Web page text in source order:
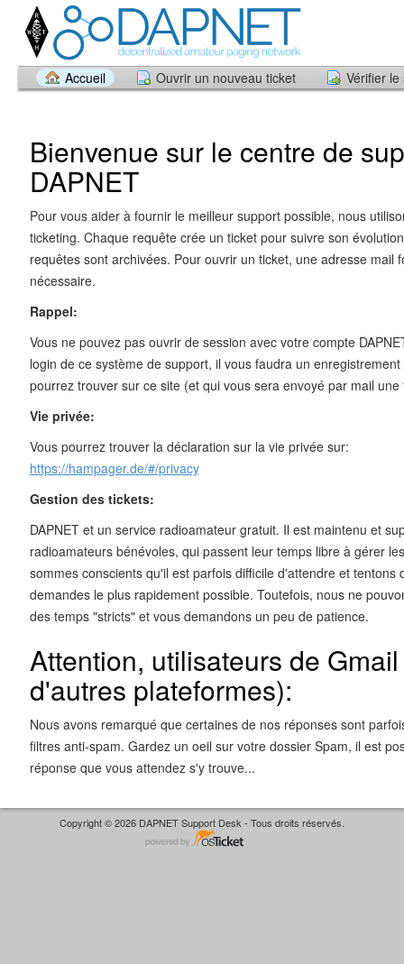
Accueil Ouvrir un nouveau ticket Vérifier
Bienvenue sur le centre de
DAPNET
Pour vous aider à fournir le meilleur support possible, nous
ticketing. Chaque requête crée un ticket pour suivre son
requêtes sont archivées. Pour ouvrir un ticket, une adresse mail
nécessaire.
Rappel:
Vous ne pouvez pas ouvrir de session avec votre compte
login de ce système de support, il vous faudra un
pourrez trouver sur ce site (et qui vous sera envoyé par mail
Vie privée:
Vous pourrez trouver la déclaration sur la vie privée sur:
https://hampager.de/#/privacy
Gestion des tickets:
DAPNET et un service radioamateur gratuit. Il est maintenu et
radioamateurs bénévoles, qui passent leur temps libre à gérer
sommes conscients qu'il est parfois difficile d'attendre et tentons
demandes le plus rapidement possible. Toutefois, nous ne
des temps "stricts" et vous demandons un peu de patience.
Attention, utilisateurs de
d'autres plateformes):
Nous avons remarqué que certaines de nos réponses sont
filtres anti-spam. Gardez un oeil sur votre dossier Spam, il est
réponse que vous attendez s'y trouve...
Copyright © 2026 DAPNET Support Desk - Tous droits réservés.